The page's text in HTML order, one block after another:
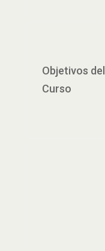
Objetivos del
Curso